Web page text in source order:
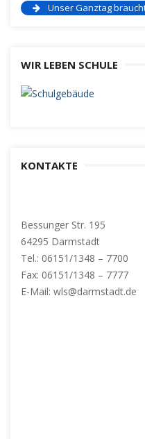
Unser Ganztag
WIR LEBEN SCHULE
KONTAKTE
Bessunger Str. 195
64295 Darmstadt
Tel.: 06151/1348 – 7700
Fax: 06151/1348 – 7777
E-Mail: wls@darmstadt.de